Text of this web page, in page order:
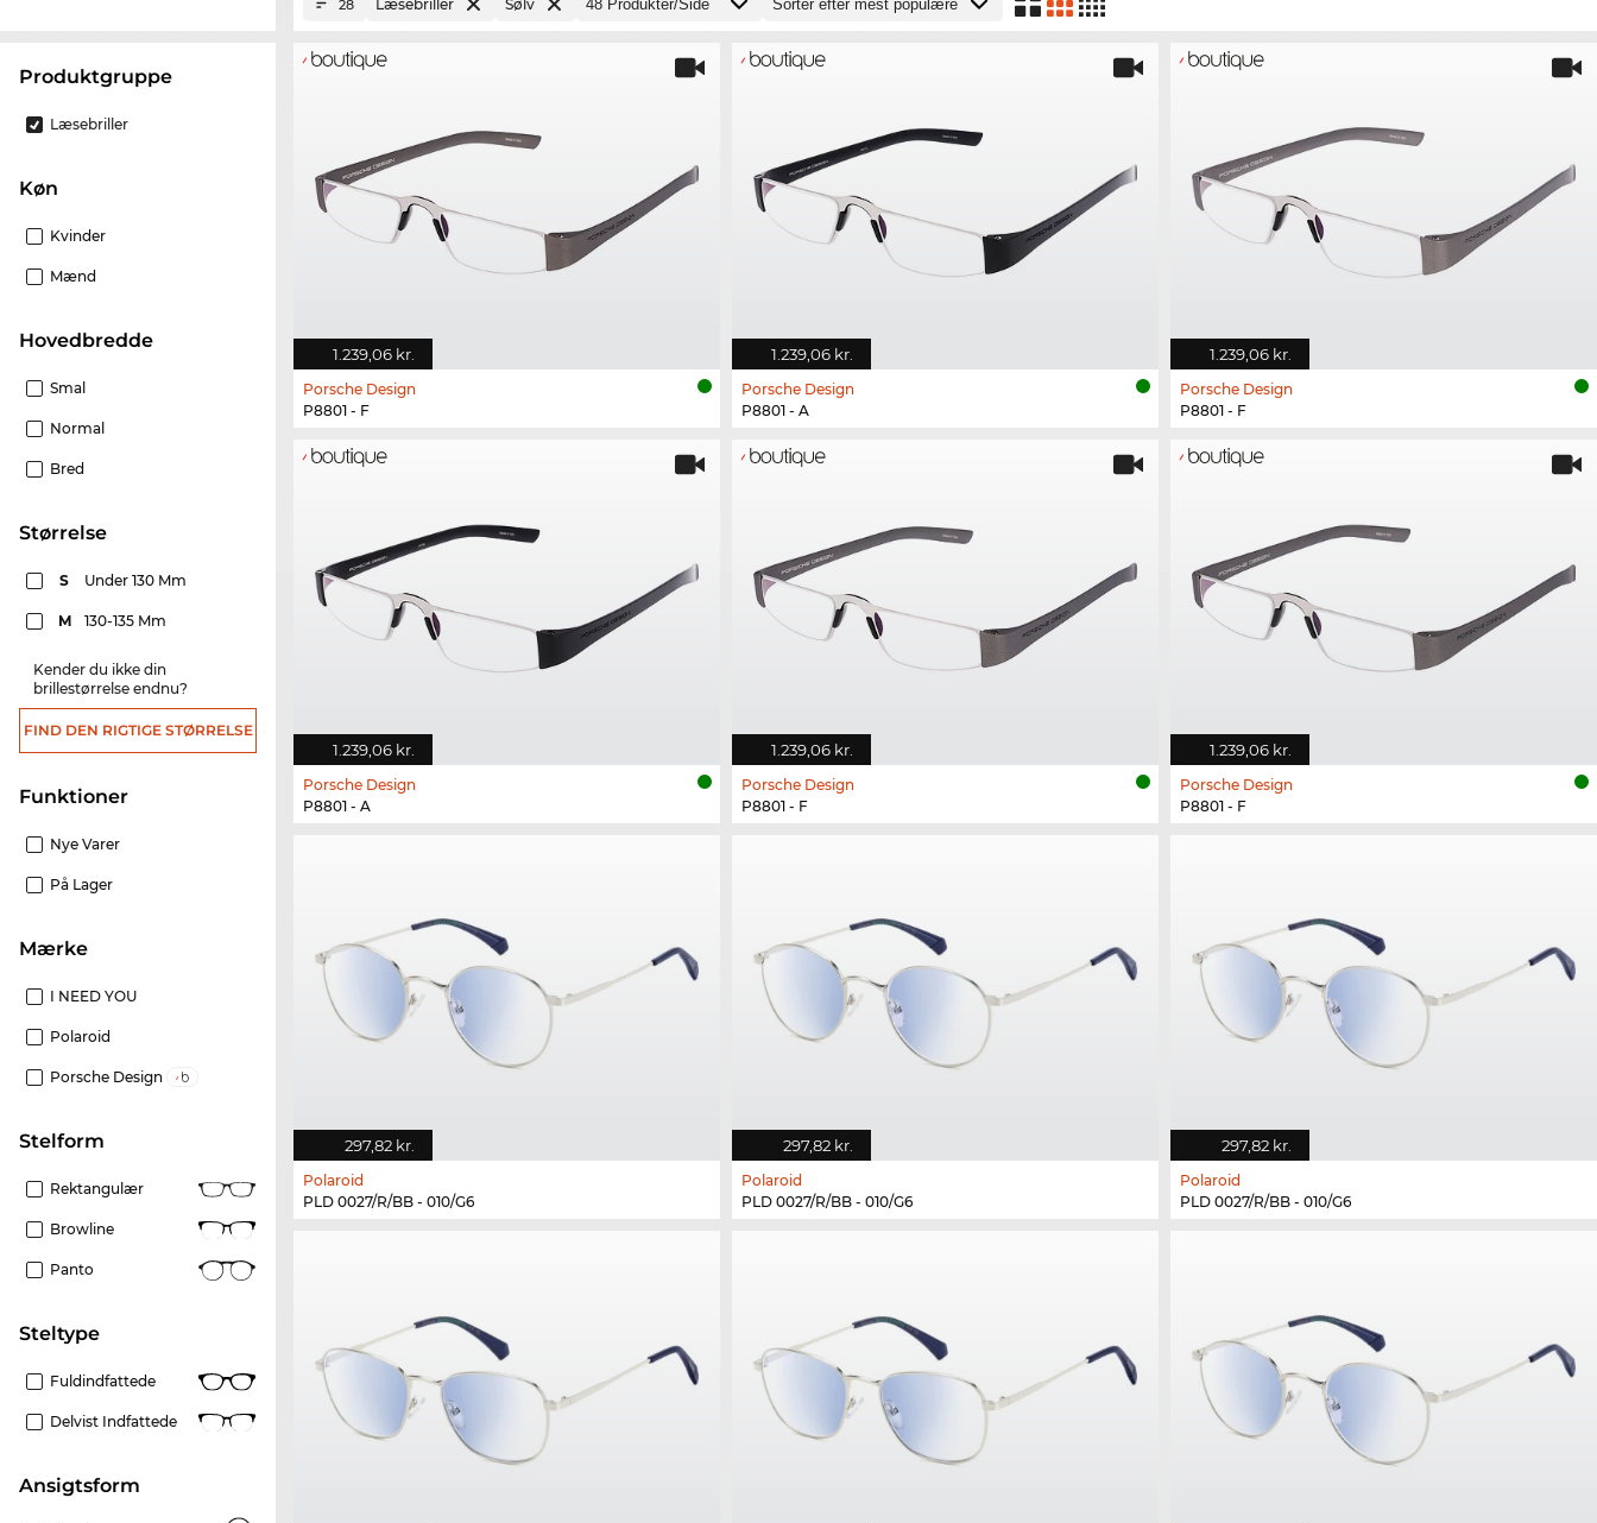
Produktgruppe
Læsebriller
Køn
Kvinder
Mænd
Hovedbredde
Smal
Normal
Bred
Størrelse
S Under 130 Mm
M 130-135 Mm
Kender du ikke din
brillestørrelse endnu?
FIND DEN RIGTIGE STØRRELSE
funktioner
Nye Varer
På Lager
Mærke
I NEED YOU
Polaroid
Porsche Design
Stelform
Rektangulær
Browline
Panto
Steltype
Fuldindfattede
Delvist Indfattede
Ansigtsform
28 Læsebriller Sølv
1.239,06 kr.
Porsche Design
P8801 - F
1.239,06 kr.
Porsche Design
P8801 - A
1.239,06 kr.
Porsche Design
P8801 - F
1.239,06 kr.
Porsche Design
P8801 - A
1.239,06 kr.
Porsche Design
P8801 - F
1.239,06 kr.
Porsche Design
P8801 - F
297,82 kr.
Polaroid
PLD 0027/R/BB - 010/G6
297,82 kr.
Polaroid
PLD 0027/R/BB - 010/G6
297,82 kr.
Polaroid
PLD 0027/R/BB - 010/G6